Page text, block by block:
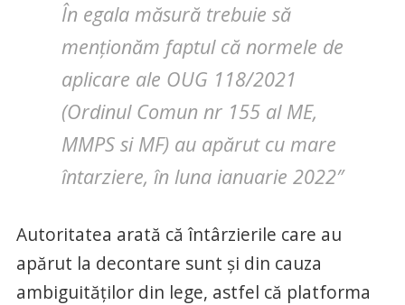
În egala măsură trebuie să
menționăm faptul că normele de
aplicare ale OUG 118/2021
(Ordinul Comun nr 155 al ME,
MMPS si MF) au apărut cu mare
întarziere, în luna ianuarie 2022″
Autoritatea arată că întârzierile care au
apărut la decontare sunt și din cauza
ambiguităților din lege, astfel că platforma